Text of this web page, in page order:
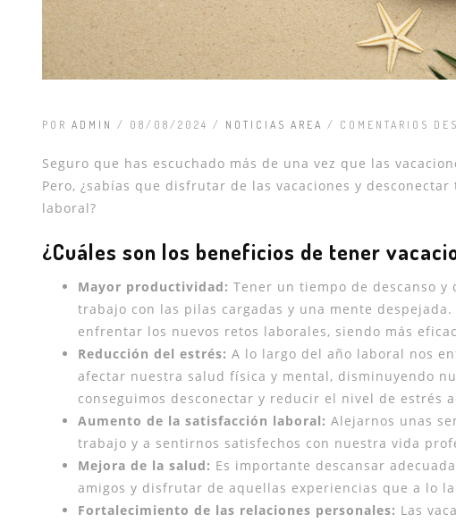
POR ADMIN / 08/08/2024 / NOTICIAS AREA / COMENTARIOS
Seguro que has escuchado más de una vez que las
Pero, ¿sabías que disfrutar de las vacaciones y
laboral?
¿Cuáles son los beneficios de tener
Mayor productividad: Tener un tiempo de descanso
trabajo con las pilas cargadas y una mente
enfrentar los nuevos retos laborales, siendo más
Reducción del estrés: A lo largo del año laboral nos
afectar nuestra salud física y mental, disminuyendo
conseguimos desconectar y reducir el nivel de estrés
Aumento de la satisfacción laboral: Alejarnos unas
trabajo y a sentirnos satisfechos con nuestra vida
Mejora de la salud: Es importante descansar
amigos y disfrutar de aquellas experiencias que a lo
Fortalecimiento de las relaciones personales: Las